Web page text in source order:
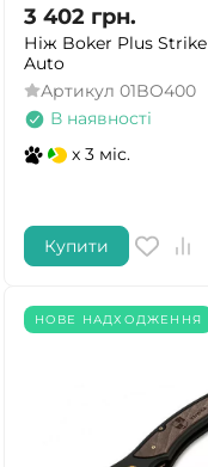
3 402 грн.
Ніж Boker Plus Strike
Auto
Артикул 01BO400
В наявності
x 3 міс.
Купити
НОВЕ НАДХОДЖЕННЯ